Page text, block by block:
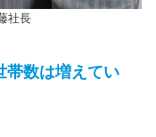
社長
帯数は増えてい